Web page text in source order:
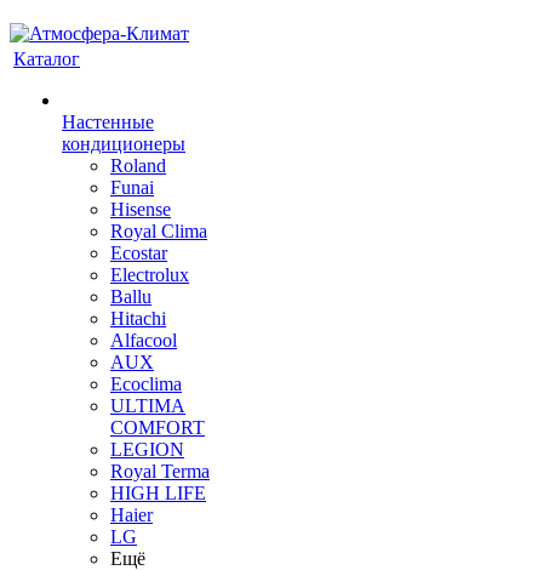
Каталог
Настенные
кондиционеры
Roland
Funai
Hisense
Royal Clima
Ecostar
Electrolux
Ballu
Hitachi
Alfacool
AUX
Ecoclima
ULTIMA
COMFORT
LEGION
Royal Terma
HIGH LIFE
Haier
LG
Ещё